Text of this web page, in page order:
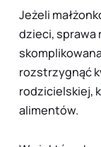
Jeżeli
dzieci, sprawa
rozstrzygnąć
rodzicielskiej,
alimentów.